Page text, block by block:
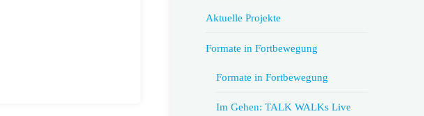
Aktuelle Projekte
Formate in Fortbewegung
Formate in Fortbewegung
Im Gehen: TALK WALKs Live